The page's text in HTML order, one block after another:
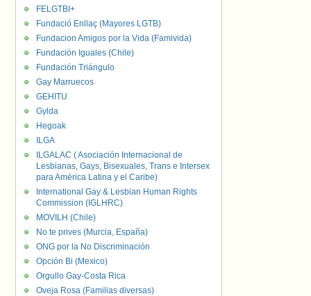
FELGTBI+
Fundació Enllaç (Mayores LGTB)
Fundacion Amigos por la Vida (Famivida)
Fundación Iguales (Chile)
Fundación Triángulo
Gay Marruecos
GEHITU
Gylda
Hegoak
ILGA
ILGALAC ( Asociación Internacional de
Lesbianas, Gays, Bisexuales, Trans e Intersex
para América Latina y el Caribe)
International Gay & Lesbian Human Rights
Commission (IGLHRC)
MOVILH (Chile)
No te prives (Murcia, España)
ONG por la No Discriminación
Opción Bi (Mexico)
Orgullo Gay-Costa Rica
Oveja Rosa (Familias diversas)